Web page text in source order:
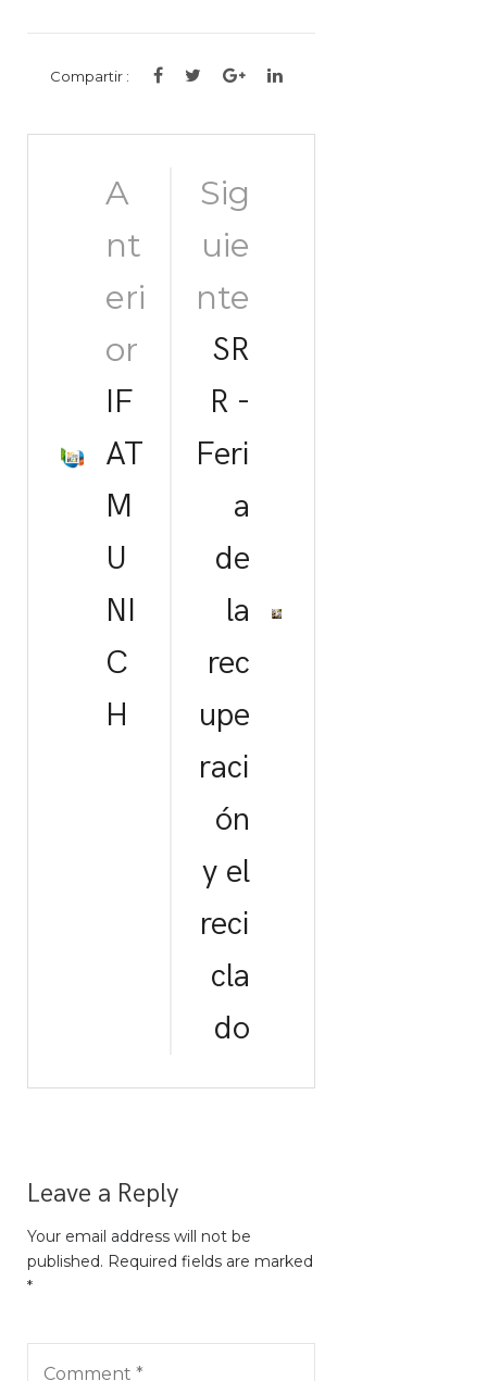
Compartir :
Post
navigation
A
nt
eri
or
IF
AT
M
U
NI
C
H
Sig
uie
nte
SR
R -
Feri
a
de
la
rec
upe
raci
ón
y el
reci
cla
do
Leave a Reply
Your email address will not be
published. Required fields are marked
*